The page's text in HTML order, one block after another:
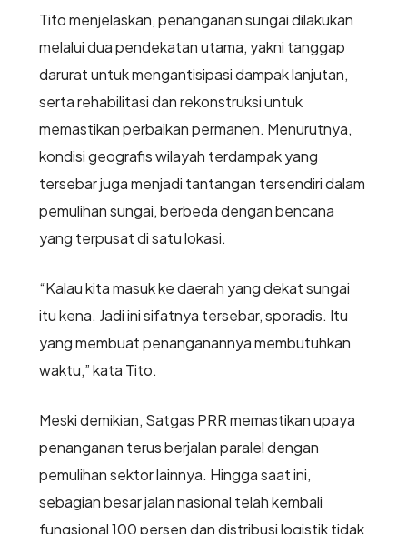
Tito menjelaskan, penanganan sungai dilakukan
melalui dua pendekatan utama, yakni tanggap
darurat untuk mengantisipasi dampak lanjutan,
serta rehabilitasi dan rekonstruksi untuk
memastikan perbaikan permanen. Menurutnya,
kondisi geografis wilayah terdampak yang
tersebar juga menjadi tantangan tersendiri dalam
pemulihan sungai, berbeda dengan bencana
yang terpusat di satu lokasi.
“Kalau kita masuk ke daerah yang dekat sungai
itu kena. Jadi ini sifatnya tersebar, sporadis. Itu
yang membuat penanganannya membutuhkan
waktu,” kata Tito.
Meski demikian, Satgas PRR memastikan upaya
penanganan terus berjalan paralel dengan
pemulihan sektor lainnya. Hingga saat ini,
sebagian besar jalan nasional telah kembali
fungsional 100 persen dan distribusi logistik tidak